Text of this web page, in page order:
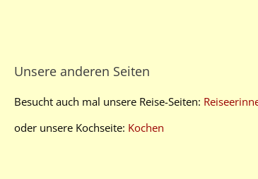
Unsere anderen Seiten
Besucht auch mal unsere Reise-Seiten:
oder unsere Kochseite: Kochen